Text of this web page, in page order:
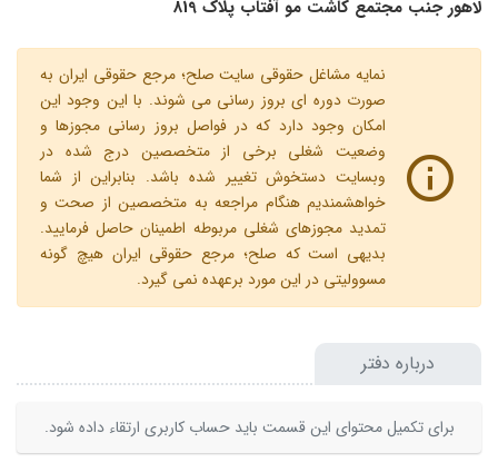
لاهور جنب مجتمع کاشت مو آفتاب پلاک 819
نمایه مشاغل حقوقی سایت صلح؛ مرجع حقوقی ایران به
صورت دوره ای بروز رسانی می شوند. با این وجود این
امکان وجود دارد که در فواصل بروز رسانی مجوزها و
وضعیت شغلی برخی از متخصصین درج شده در
وبسایت دستخوش تغییر شده باشد. بنابراین از شما
خواهشمندیم هنگام مراجعه به متخصصین از صحت و
تمدید مجوزهای شغلی مربوطه اطمینان حاصل فرمایید.
بدیهی است که صلح؛ مرجع حقوقی ایران هیچ گونه
مسوولیتی در این مورد برعهده نمی گیرد.
درباره دفتر
برای تکمیل محتوای این قسمت باید حساب کاربری ارتقاء داده شود.